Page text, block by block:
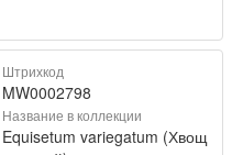
Штрихкод
MW0002798
Название в коллекции
Equisetum variegatum (Хвощ